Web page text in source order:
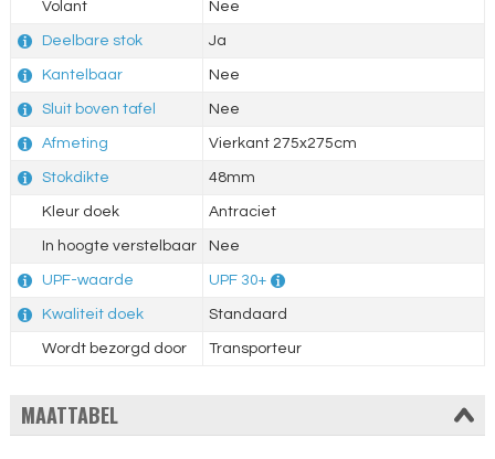
Volant Nee
Deelbare stok Ja
Kantelbaar Nee
Sluit boven tafel Nee
Afmeting Vierkant 275x275cm
Stokdikte 48mm
Kleur doek Antraciet
In hoogte verstelbaar Nee
UPF-waarde UPF 30+
Kwaliteit doek Standaard
Wordt bezorgd door Transporteur
MAATTABEL